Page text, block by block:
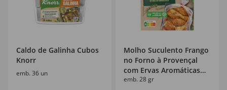
Caldo de Galinha Cubos
Knorr
emb. 36 un
Molho Suculento Frango
no Forno à Provençal
com Ervas Aromáticas
em Saqueta Maggi
emb. 28 gr